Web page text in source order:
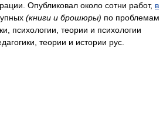
Опубликовал около сотни работ, в
(книги и брошюры) по проблемам
психологии, теории и психологии
теории и истории рус.